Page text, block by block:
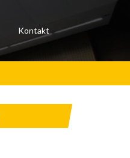
Kontakt